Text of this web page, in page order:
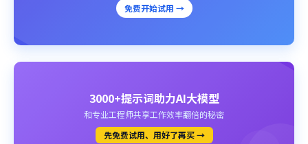
免费开始试用 →
3000+提示词助力AI大模型
和专业工程师共享工作效率翻倍的秘密
先免费试用、用好了再买 →